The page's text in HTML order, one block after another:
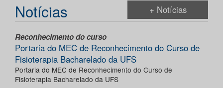
Notícias + Notícias
Reconhecimento do curso
Portaria do MEC de Reconhecimento do Curso de
Fisioterapia Bacharelado da UFS
Portaria do MEC de Reconhecimento do Curso de
Fisioterapia Bacharelado da UFS